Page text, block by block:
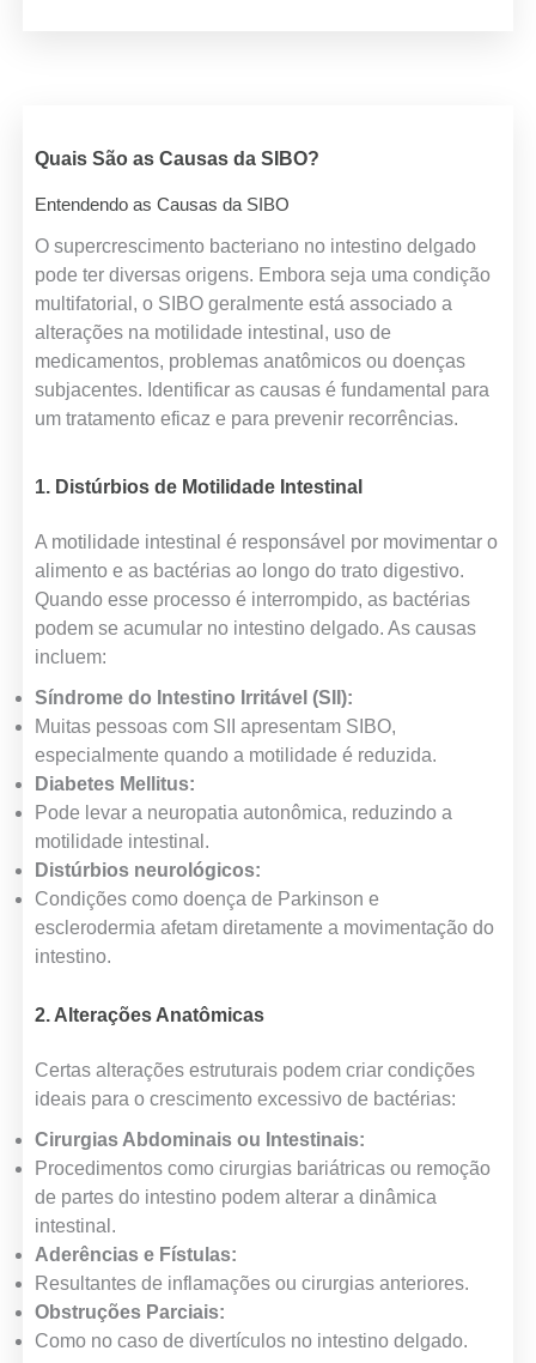
Quais São as Causas da SIBO?
Entendendo as Causas da SIBO
O supercrescimento bacteriano no intestino delgado
pode ter diversas origens. Embora seja uma condição
multifatorial, o SIBO geralmente está associado a
alterações na motilidade intestinal, uso de
medicamentos, problemas anatômicos ou doenças
subjacentes. Identificar as causas é fundamental para
um tratamento eficaz e para prevenir recorrências.
1. Distúrbios de Motilidade Intestinal
A motilidade intestinal é responsável por movimentar o
alimento e as bactérias ao longo do trato digestivo.
Quando esse processo é interrompido, as bactérias
podem se acumular no intestino delgado. As causas
incluem:
Síndrome do Intestino Irritável (SII):
Muitas pessoas com SII apresentam SIBO,
especialmente quando a motilidade é reduzida.
Diabetes Mellitus:
Pode levar a neuropatia autonômica, reduzindo a
motilidade intestinal.
Distúrbios neurológicos:
Condições como doença de Parkinson e
esclerodermia afetam diretamente a movimentação do
intestino.
2. Alterações Anatômicas
Certas alterações estruturais podem criar condições
ideais para o crescimento excessivo de bactérias:
Cirurgias Abdominais ou Intestinais:
Procedimentos como cirurgias bariátricas ou remoção
de partes do intestino podem alterar a dinâmica
intestinal.
Aderências e Fístulas:
Resultantes de inflamações ou cirurgias anteriores.
Obstruções Parciais:
Como no caso de divertículos no intestino delgado.